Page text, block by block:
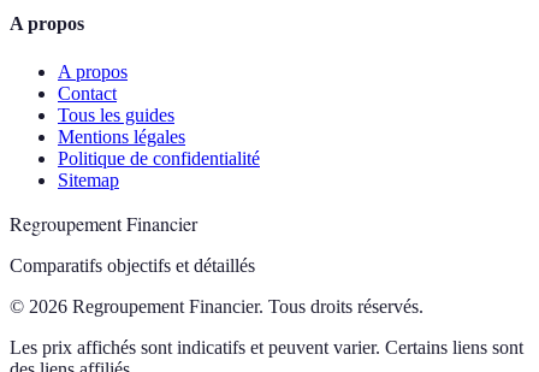
A propos
A propos
Contact
Tous les guides
Mentions légales
Politique de confidentialité
Sitemap
Regroupement Financier
Comparatifs objectifs et détaillés
© 2026 Regroupement Financier. Tous droits réservés.
Les prix affichés sont indicatifs et peuvent varier. Certains liens sont